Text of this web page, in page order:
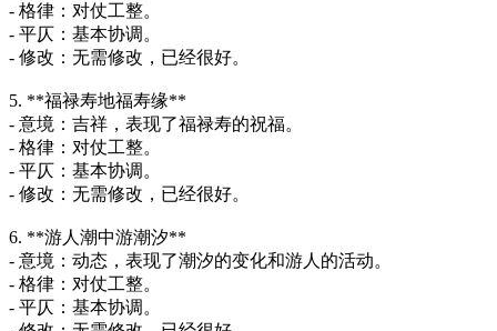
- 格律：对仗工整。
- 平仄：基本协调。
- 修改：无需修改，已经很好。
5. **福禄寿地福寿缘**
- 意境：吉祥，表现了福禄寿的祝福。
- 格律：对仗工整。
- 平仄：基本协调。
- 修改：无需修改，已经很好。
6. **游人潮中游潮汐**
- 意境：动态，表现了潮汐的变化和游人的活动。
- 格律：对仗工整。
- 平仄：基本协调。